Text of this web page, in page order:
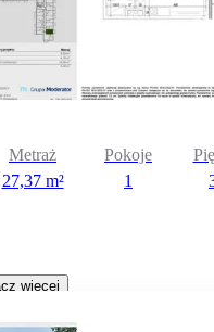
Metraż
27,37 m²
Pokoje
1
więcej